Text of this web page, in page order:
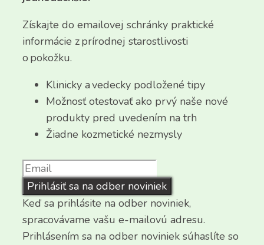
Získajte do emailovej schránky praktické
informácie z prírodnej starostlivosti
o pokožku.
Klinicky a vedecky podložené tipy
Možnosť otestovať ako prvý naše nové
produkty pred uvedením na trh
Žiadne kozmetické nezmysly
Prihlásiť sa na odber noviniek
Keď sa prihlásite na odber noviniek,
spracovávame vašu e-mailovú adresu.
Prihlásením sa na odber noviniek súhaslíte so